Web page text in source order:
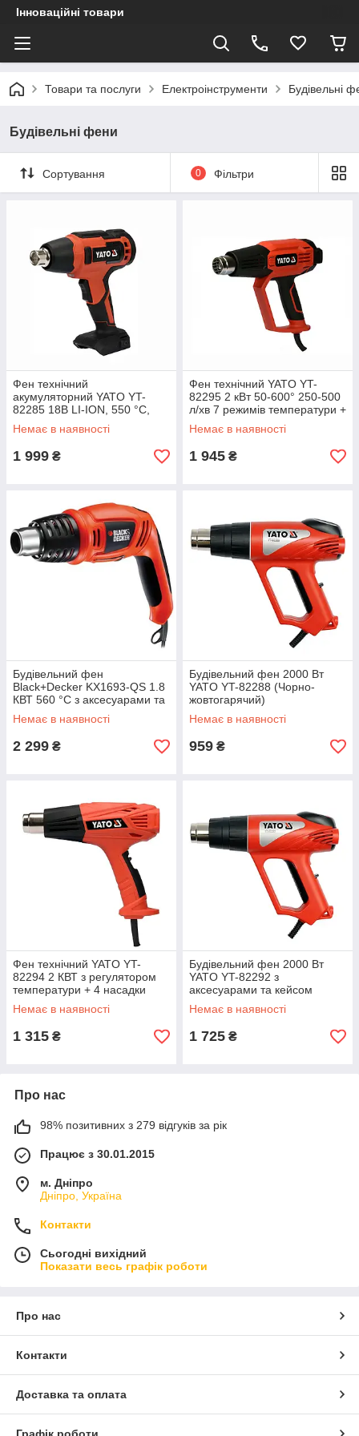
Інноваційні товари
Товари та послуги Електроінструменти Будівельні
Будівельні фени
Сортування 0 Фільтри
Фен технічний
акумуляторний YATO YT-
82285 18В LI-ION, 550 °C,
100 л/хв, 2 режими (без акум)
Немає в наявності
1 999 ₴
Фен технічний YATO YT-
82295 2 кВт 50-600° 250-500
л/хв 7 режимів температури +
5 насадок (Чорно-
жовтогарячий)
Немає в наявності
1 945 ₴
Будівельний фен
Black+Decker KX1693-QS 1.8
КВТ 560 °C з аксесуарами та
кейсом (Чорно-
жовтогарячий)
Немає в наявності
2 299 ₴
Будівельний фен 2000 Вт
YATO YT-82288 (Чорно-
жовтогарячий)
Немає в наявності
959 ₴
Фен технічний YATO YT-
82294 2 КВТ з регулятором
температури + 4 насадки
(Чорно-жовтогарячий)
Немає в наявності
1 315 ₴
Будівельний фен 2000 Вт
YATO YT-82292 з
аксесуарами та кейсом
(Чорно-жовтогарячий)
Немає в наявності
1 725 ₴
Про нас
98% позитивних з 279 відгуків за рік
Працює з 30.01.2015
м. Дніпро
Дніпро, Україна
Контакти
Сьогодні вихідний
Показати весь графік роботи
Про нас
Контакти
Доставка та оплата